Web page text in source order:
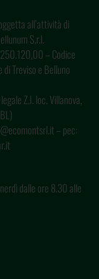
all’attività di
S.r.l.
– Codice
Treviso e Belluno
Z.I. loc. Villanova,
– pec:
dalle ore 8.30 alle